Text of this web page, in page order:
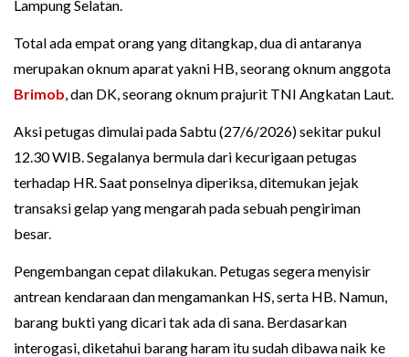
Lampung Selatan.
Total ada empat orang yang ditangkap, dua di antaranya
merupakan oknum aparat yakni HB, seorang oknum anggota
Brimob, dan DK, seorang oknum prajurit TNI Angkatan Laut.
Aksi petugas dimulai pada Sabtu (27/6/2026) sekitar pukul
12.30 WIB. Segalanya bermula dari kecurigaan petugas
terhadap HR. Saat ponselnya diperiksa, ditemukan jejak
transaksi gelap yang mengarah pada sebuah pengiriman
besar.
Pengembangan cepat dilakukan. Petugas segera menyisir
antrean kendaraan dan mengamankan HS, serta HB. Namun,
barang bukti yang dicari tak ada di sana. Berdasarkan
interogasi, diketahui barang haram itu sudah dibawa naik ke